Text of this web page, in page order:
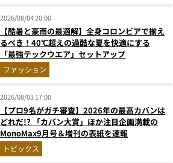
2026/08/04 20:00
【酷暑と豪雨の最適解】全身コロンビアで揃え
るべき！40℃超えの過酷な夏を快適にする
「最強テックウエア」セットアップ
ファッション
2026/08/03 17:00
【プロ9名がガチ審査】2026年の最高カバンは
どれだ!? 「カバン大賞」ほか注目企画満載の
MonoMax9月号＆増刊の表紙を速報
トピックス